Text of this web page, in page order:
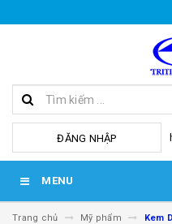
ĐĂNG NHẬP
MENU
Trang chủ Mỹ phẩm Kem